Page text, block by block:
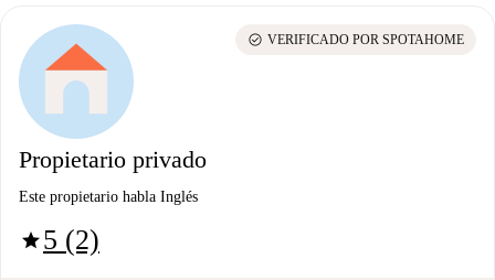
Propietario privado
Este propietario habla Inglés
star5 (2)
check_circle VERIFICADO POR SPOTAHOME